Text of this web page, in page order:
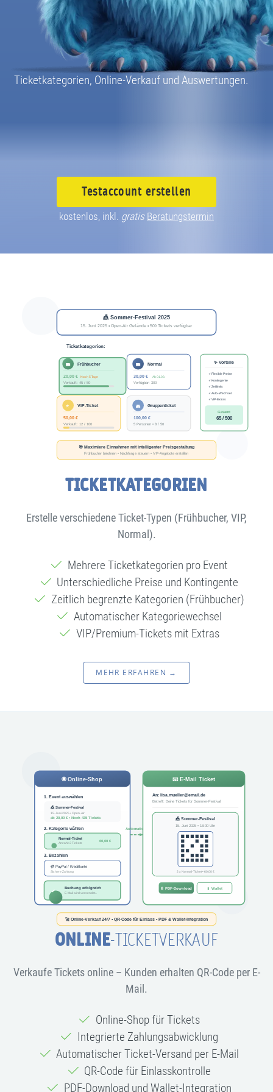
Ticketkategorien, Online-Verkauf und Auswertungen.
Testaccount erstellen
kostenlos, inkl. gratis Beratungstermin
TICKETKATEGORIEN
Erstelle verschiedene Ticket-Typen (Frühbucher, VIP,
Normal).
Mehrere Ticketkategorien pro Event
Unterschiedliche Preise und Kontingente
Zeitlich begrenzte Kategorien (Frühbucher)
Automatischer Kategoriewechsel
VIP/Premium-Tickets mit Extras
MEHR ERFAHREN →
ONLINE-TICKETVERKAUF
Verkaufe Tickets online – Kunden erhalten QR-Code per E-
Mail.
Online-Shop für Tickets
Integrierte Zahlungsabwicklung
Automatischer Ticket-Versand per E-Mail
QR-Code für Einlasskontrolle
PDF-Download und Wallet-Integration
08004003055